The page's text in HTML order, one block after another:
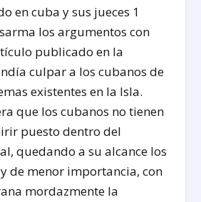
los argumentos con
publicado en la
culpar a los cubanos de
existentes en la Isla.
que los cubanos no tienen
puesto dentro del
quedando a su alcance los
de menor importancia, con
mordazmente la